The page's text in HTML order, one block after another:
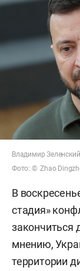
Владимир Зеленский
Фото: © Zhao
В
стадия»
закончиться
мнению,
территории